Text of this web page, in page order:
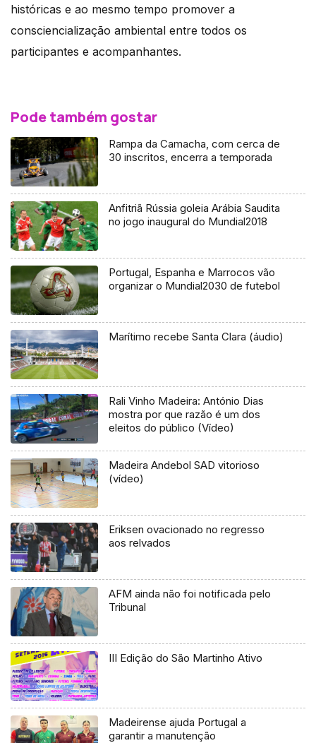
históricas e ao mesmo tempo promover a
consciencialização ambiental entre todos os
participantes e acompanhantes.
Pode também gostar
Rampa da Camacha, com cerca de
30 inscritos, encerra a temporada
Anfitriã Rússia goleia Arábia Saudita
no jogo inaugural do Mundial2018
Portugal, Espanha e Marrocos vão
organizar o Mundial2030 de futebol
Marítimo recebe Santa Clara (áudio)
Rali Vinho Madeira: António Dias
mostra por que razão é um dos
eleitos do público (Vídeo)
Madeira Andebol SAD vitorioso
(vídeo)
Eriksen ovacionado no regresso
aos relvados
AFM ainda não foi notificada pelo
Tribunal
III Edição do São Martinho Ativo
Madeirense ajuda Portugal a
garantir a manutenção